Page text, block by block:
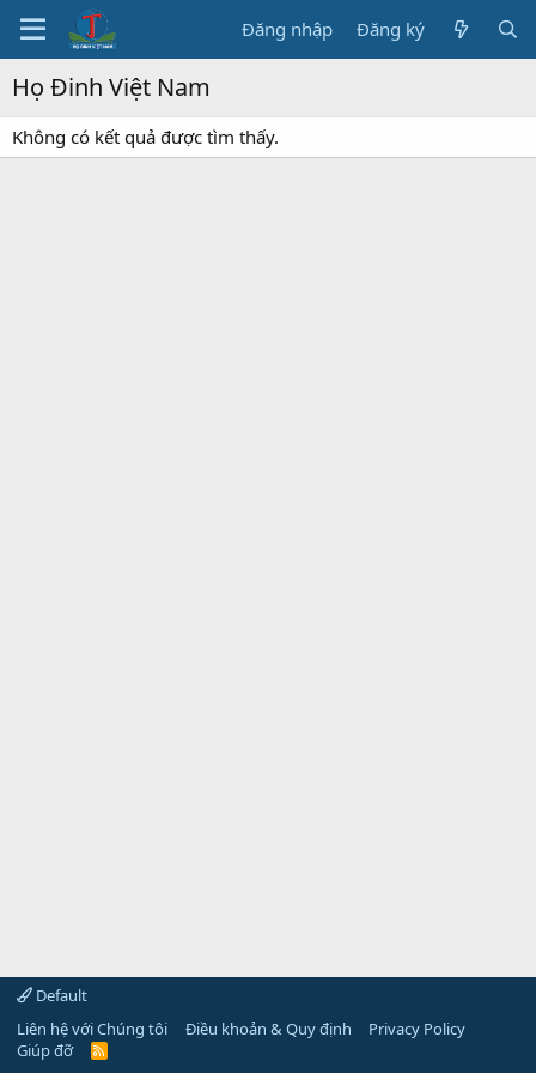
Đăng nhập Đăng ký
Họ Đinh Việt Nam
Không có kết quả được tìm thấy.
Default
Liên hệ với Chúng tôi
Điều khoản & Quy định
Privacy Policy
Giúp đỡ
R